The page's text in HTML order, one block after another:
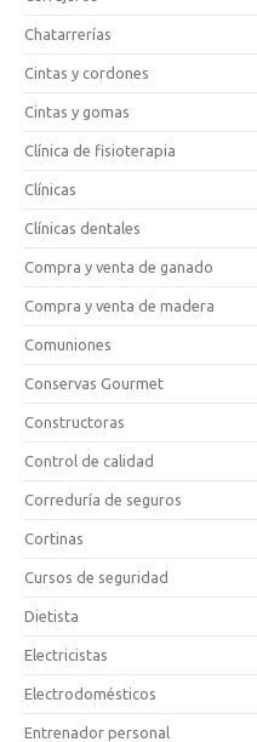
Chatarrerías
Cintas y cordones
Cintas y gomas
Clínica de fisioterapia
Clínicas
Clínicas dentales
Compra y venta de ganado
Compra y venta de madera
Comuniones
Conservas Gourmet
Constructoras
Control de calidad
Correduría de seguros
Cortinas
Cursos de seguridad
Dietista
Electricistas
Electrodomésticos
Entrenador personal